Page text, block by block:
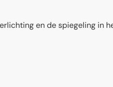
en de spiegeling in